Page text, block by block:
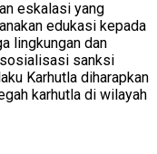
eskalasi yang
edukasi kepada
lingkungan dan
sosialisasi sanksi
Karhutla diharapkan
karhutla di wilayah